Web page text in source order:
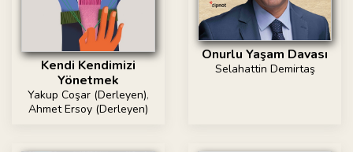
Kendi Kendimizi
Yönetmek
Yakup Coşar (Derleyen),
Ahmet Ersoy (Derleyen)
Onurlu Yaşam Davası
Selahattin Demirtaş